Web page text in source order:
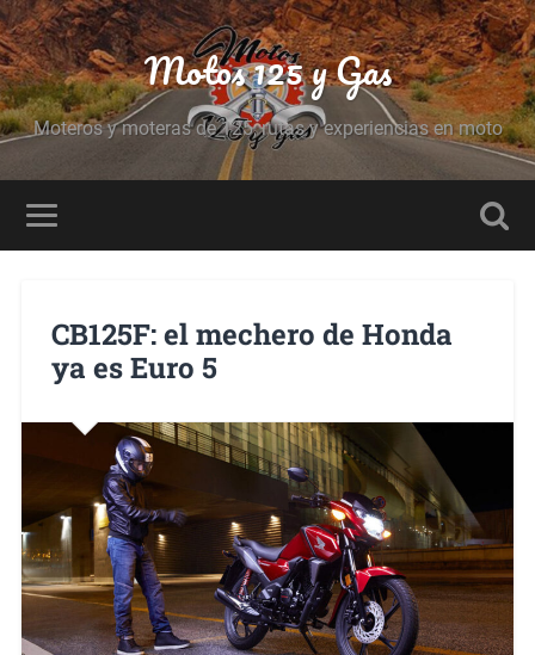
Motos 125 y Gas
Moteros y moteras de 125, rutas y experiencias en moto
CB125F: el mechero de Honda
ya es Euro 5